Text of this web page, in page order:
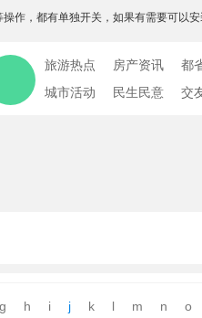
作，都有单独开关，如果有需要可以
旅游热点 房产资讯
都
城市活动
民生民意 交
g h i j k l m n o